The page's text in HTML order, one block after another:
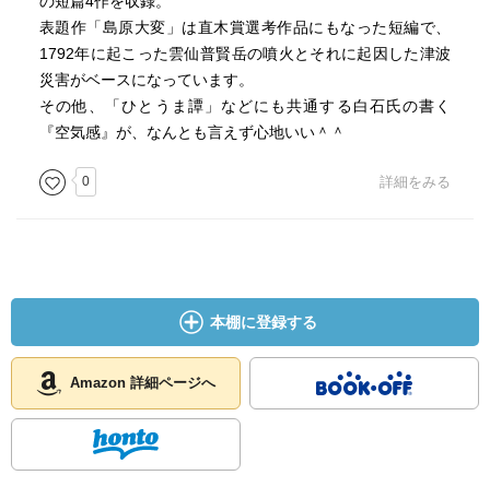
表題作「島原大変」は直木賞選考作品にもなった短編で、
1792年に起こった雲仙普賢岳の噴火とそれに起因した津波
災害がベースになっています。
その他、「ひとうま譚」などにも共通する白石氏の書く
『空気感』が、なんとも言えず心地いい＾＾
0 詳細をみる
本棚に登録する
Amazon 詳細ページへ